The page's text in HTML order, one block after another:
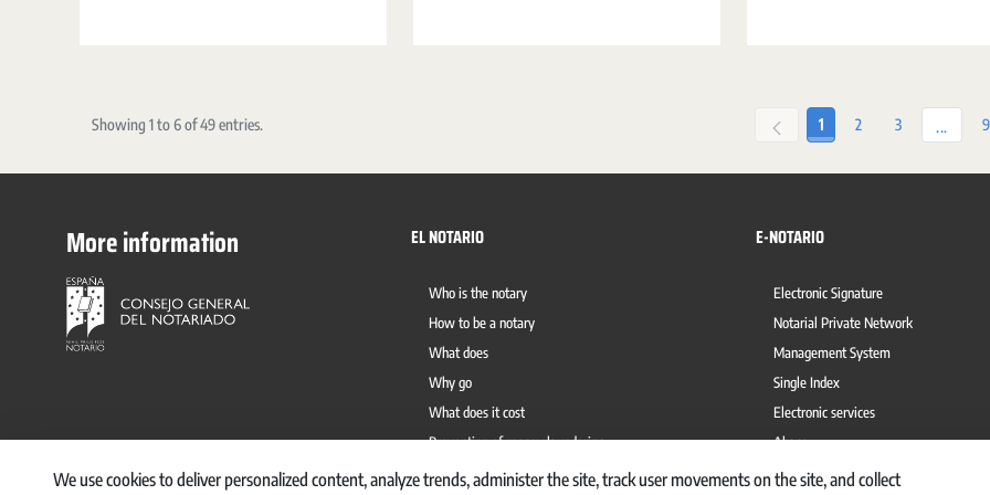
Showing 1 to 6 of 49 entries. Page
1 Page
2 Page
3 ... 9
More information EL NOTARIO
Who is the notary
How to be a notary
What does
Why go
What does it cost
Prevention of money laundering
E-NOTARIO
Electronic Signature
Notarial Private Network
Management System
Single Index
Electronic services
Abaco
We use cookies to deliver personalized content, analyze trends, administer the site, track user movements on the site, and collect